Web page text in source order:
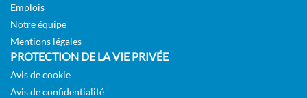
Emplois
Notre équipe
Mentions légales
PROTECTION DE LA VIE PRIVÉE
Avis de cookie
Avis de confidentialité